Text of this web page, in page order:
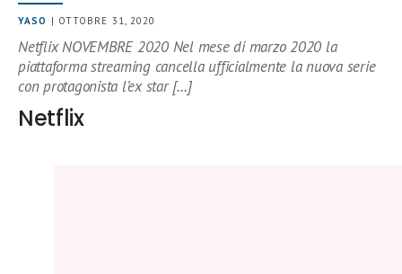
YASO | OTTOBRE 31, 2020
Netflix NOVEMBRE 2020 Nel mese di marzo 2020 la
piattaforma streaming cancella ufficialmente la nuova serie
con protagonista l’ex star […]
Netflix